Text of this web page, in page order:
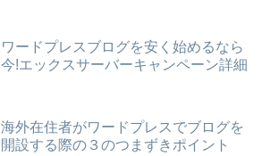
ワードプレスブログを安く始めるなら
今!エックスサーバーキャンペーン詳細
海外在住者がワードプレスでブログを
開設する際の３のつまずきポイント